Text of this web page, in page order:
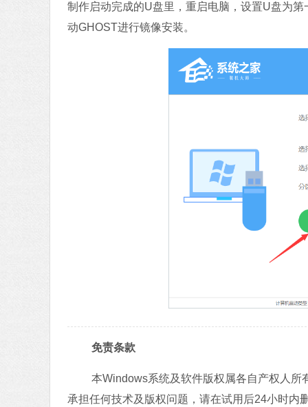
制作启动完成的U盘里，重启电脑，设置U盘为
动GHOST进行镜像安装。
免责条款
本Windows系统及软件版权属各自产权人
承担任何技术及版权问题，请在试用后24小时内